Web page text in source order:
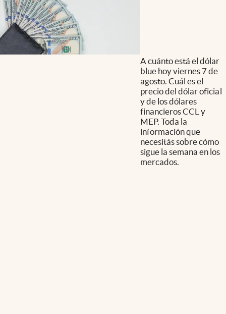
A cuánto está el dólar
blue hoy viernes 7 de
agosto. Cuál es el
precio del dólar oficial
y de los dólares
financieros CCL y
MEP. Toda la
información que
necesitás sobre cómo
sigue la semana en los
mercados.